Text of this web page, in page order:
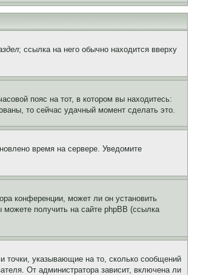
; ссылка на него обычно находится вверху
пояс на тот, в котором вы находитесь:
то сейчас удачный момент сделать это.
время на сервере. Уведомите
конференции, может ли он установить
получить на сайте phpBB (ссылка
точки, указывающие на то, сколько сообщений
От администратора зависит, включена ли